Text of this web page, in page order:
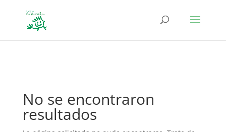
No se encontraron
resultados